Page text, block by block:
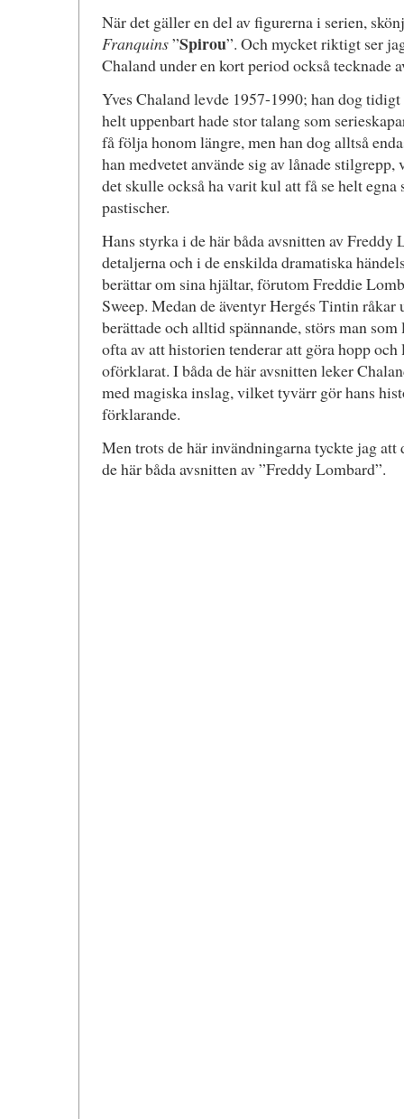
När det gäller en del av figurerna i serien,
Franquins”Spirou”. Och mycket riktigt ser
Chaland under en kort period också tecknade
Yves Chaland levde 1957-1990; han dog
helt uppenbart hade stor talang som
få följa honom längre, men han dog alltså
han medvetet använde sig av lånade
det skulle också ha varit kul att få se helt
pastischer.
Hans styrka i de här båda avsnitten av
detaljerna och i de enskilda dramatiska
berättar om sina hjältar, förutom Freddie
Sweep. Medan de äventyr Hergés Tintin
berättade och alltid spännande, störs man
ofta av att historien tenderar att göra hopp
oförklarat. I båda de här avsnitten leker
med magiska inslag, vilket tyvärr gör hans
förklarande.
Men trots de här invändningarna tyckte jag att
de här båda avsnitten av ”Freddy Lombard”.